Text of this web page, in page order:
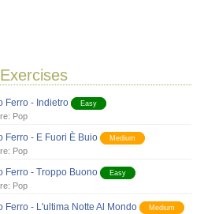
Ferro - Indietro Easy
Pop
Ferro - E Fuori È Buio Medium
Pop
Ferro - Troppo Buono Easy
Pop
Ferro - L'ultima Notte Al Mondo Medium